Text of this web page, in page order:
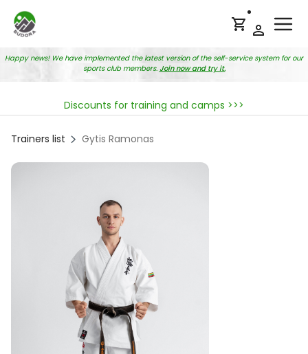
Happy news! We have implemented the latest version of the self-service system for our
sports club members. Join now and try it.
Discounts for training and camps >>>
Trainers list Gytis Ramonas